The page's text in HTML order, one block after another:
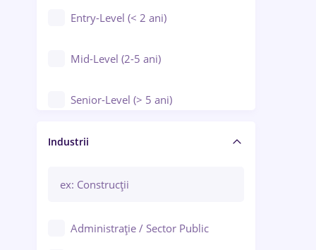
Entry-Level (< 2 ani)
Mid-Level (2-5 ani)
Senior-Level (> 5 ani)
Manager / Executiv
Industrii
Administrație / Sector Public